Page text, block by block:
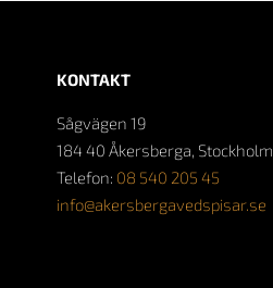
KONTAKT
Sågvägen 19
184 40 Åkersberga, Stockholm
Telefon: 08 540 205 45
info@akersbergavedspisar.se